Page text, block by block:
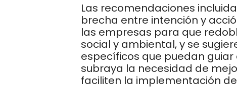
Las recomendaciones
brecha entre intención y
las empresas para que
social y ambiental, y se
específicos que puedan
subraya la necesidad de
faciliten la implementación